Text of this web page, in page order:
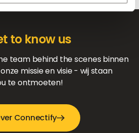
to know us
team behind the scenes binnen
missie en visie - wij staan
te ontmoeten!
Connectify